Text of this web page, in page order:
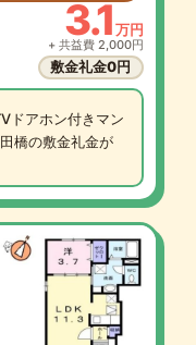
3.1万円
+ 共益費 2,000円
敷金礼金0円
ドアホン付きマン
橋の敷金礼金が